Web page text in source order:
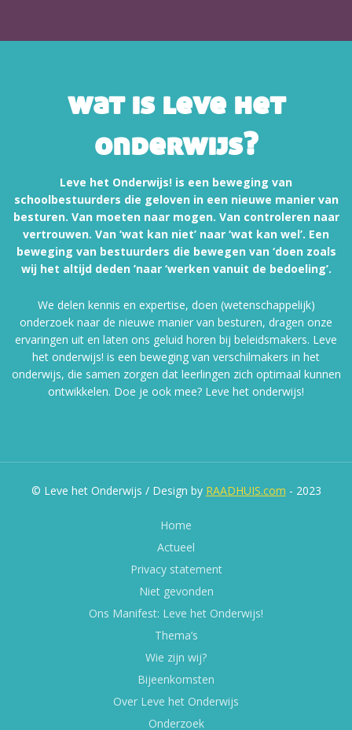
wat is leve het
onderwijs?
Leve het Onderwijs! is een beweging van
schoolbestuurders die geloven in een nieuwe manier van
besturen. Van moeten naar mogen. Van controleren naar
vertrouwen. Van ‘wat kan niet’ naar ‘wat kan wel’. Een
beweging van bestuurders die bewegen van ‘doen zoals
wij het altijd deden ’naar ‘werken vanuit de bedoeling’.
We delen kennis en expertise, doen (wetenschappelijk)
onderzoek naar de nieuwe manier van besturen, dragen onze
ervaringen uit en laten ons geluid horen bij beleidsmakers. Leve
het onderwijs! is een beweging van verschilmakers in het
onderwijs, die samen zorgen dat leerlingen zich optimaal kunnen
ontwikkelen. Doe je ook mee? Leve het onderwijs!
© Leve het Onderwijs / Design by RAADHUIS.com - 2023
Home
Actueel
Privacy statement
Niet gevonden
Ons Manifest: Leve het Onderwijs!
Thema’s
Wie zijn wij?
Bijeenkomsten
Over Leve het Onderwijs
Onderzoek